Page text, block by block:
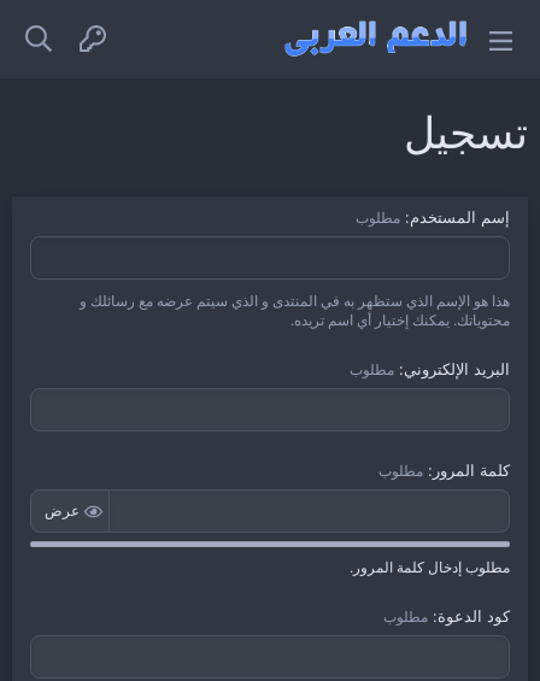
تسجيل
إسم المستخدم مطلوب
هذا هو الإسم الذي ستظهر به في المنتدى و الذي سيتم عرضه مع رسائلك و
محتوياتك. يمكنك إختيار أي اسم تريده.
البريد الإلكتروني مطلوب
كلمة المرور مطلوب
عرض
مطلوب إدخال كلمة المرور.
كود الدعوة مطلوب